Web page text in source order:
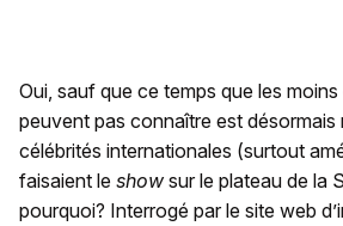
Oui, sauf que ce temps que les
peuvent pas connaître est désormais
célébrités internationales (surtout
faisaient le show sur le plateau de la
pourquoi? Interrogé par le site web